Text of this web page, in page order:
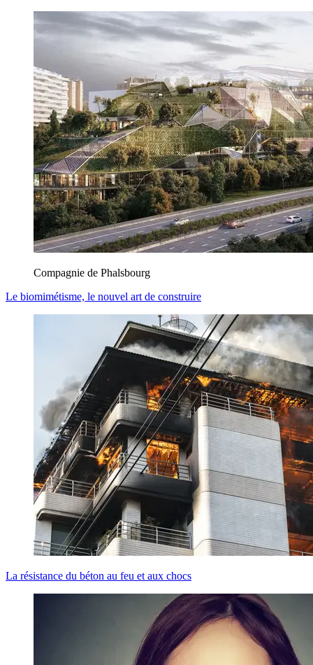
Compagnie de Phalsbourg
Le biomimétisme, le nouvel art de construire
La résistance du béton au feu et aux chocs